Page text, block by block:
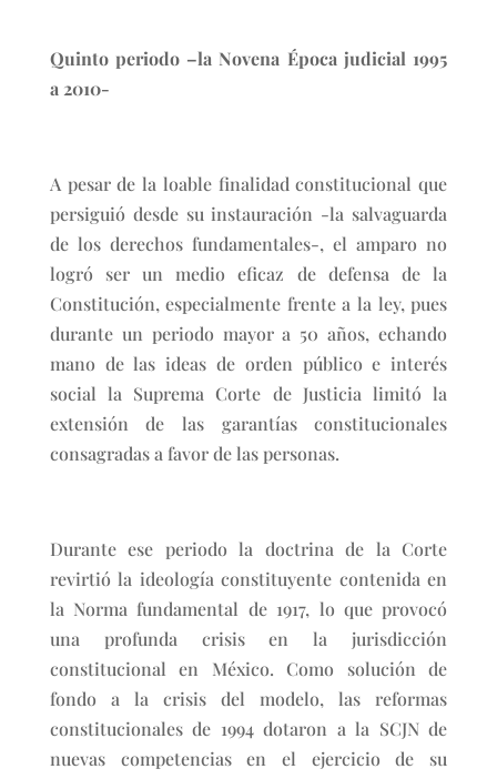
Quinto periodo –la Novena Época judicial 1995
a 2010-
A pesar de la loable finalidad constitucional que
persiguió desde su instauración -la salvaguarda
de los derechos fundamentales-, el amparo no
logró ser un medio eficaz de defensa de la
Constitución, especialmente frente a la ley, pues
durante un periodo mayor a 50 años, echando
mano de las ideas de orden público e interés
social la Suprema Corte de Justicia limitó la
extensión de las garantías constitucionales
consagradas a favor de las personas.
Durante ese periodo la doctrina de la Corte
revirtió la ideología constituyente contenida en
la Norma fundamental de 1917, lo que provocó
una profunda crisis en la jurisdicción
constitucional en México. Como solución de
fondo a la crisis del modelo, las reformas
constitucionales de 1994 dotaron a la SCJN de
nuevas competencias en el ejercicio de su